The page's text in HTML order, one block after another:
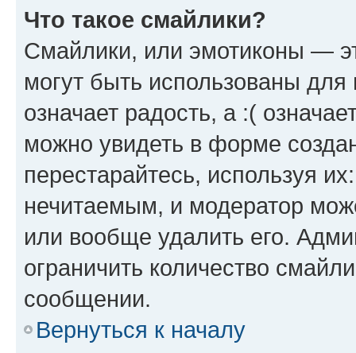
Что такое смайлики?
Смайлики, или эмотиконы —
могут быть использованы
означает радость, а :(
можно увидеть в форме
перестарайтесь, используя
нечитаемым, и модератор
или вообще удалить его.
ограничить количество
сообщении.
Вернуться к началу